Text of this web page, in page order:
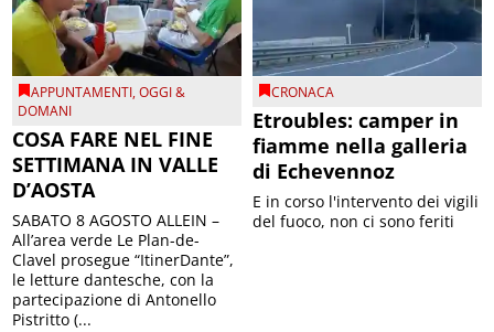
APPUNTAMENTI,OGGI &
DOMANI
COSA FARE NEL FINE
SETTIMANA IN VALLE
D’AOSTA
SABATO 8 AGOSTO ALLEIN –
All’area verde Le Plan-de-
Clavel prosegue “ItinerDante”,
le letture dantesche, con la
partecipazione di Antonello
Pistritto (...
CRONACA
Etroubles: camper in
fiamme nella galleria
di Echevennoz
E in corso l'intervento dei vigili
del fuoco, non ci sono feriti